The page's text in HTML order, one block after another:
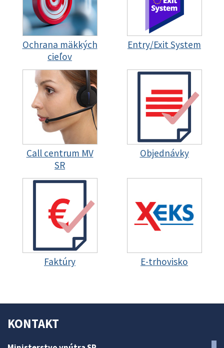
Ochrana mäkkých
cieľov
Entry/Exit System
Call centrum MV
SR
Objednávky
Faktúry E-trhovisko
KONTAKT